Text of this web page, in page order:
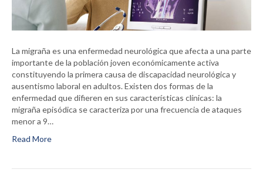
La migraña es una enfermedad neurológica que afecta a una parte
importante de la población joven económicamente activa
constituyendo la primera causa de discapacidad neurológica y
ausentismo laboral en adultos. Existen dos formas de la
enfermedad que difieren en sus características clínicas: la
migraña episódica se caracteriza por una frecuencia de ataques
menor a 9…
Read More